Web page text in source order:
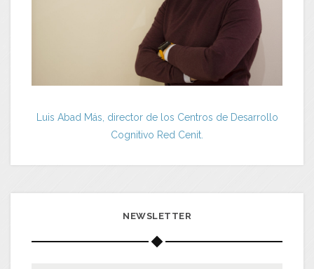
Luis Abad Más, director de los Centros de Desarrollo
Cognitivo Red Cenit.
NEWSLETTER